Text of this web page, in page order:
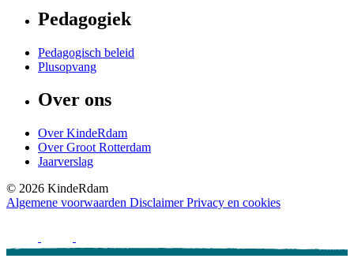
Pedagogiek
Pedagogisch beleid
Plusopvang
Over ons
Over KindeRdam
Over Groot Rotterdam
Jaarverslag
© 2026 KindeRdam
Algemene voorwaarden Disclaimer Privacy en cookies